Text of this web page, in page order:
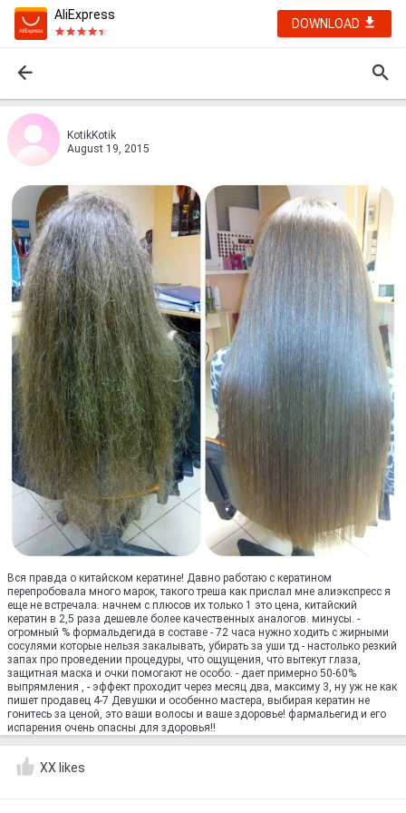
AliExpress
DOWNLOAD
KotikKotik
August 19, 2015
Вся правда о китайском кератине! Давно работаю с кератином
перепробовала много марок, такого треша как прислал мне алиэкспресс я
еще не встречала. начнем с плюсов их только 1 это цена, китайский
кератин в 2,5 раза дешевле более качественных аналогов. минусы. -
огромный % формальдегида в составе - 72 часа нужно ходить с жирными
сосулями которые нельзя закалывать, убирать за уши тд - настолько резкий
запах про проведении процедуры, что ощущения, что вытекут глаза,
защитная маска и очки помогают не особо. - дает примерно 50-60%
выпрямления , - эффект проходит через месяц два, максиму 3, ну уж не как
пишет продавец 4-7 Девушки и особенно мастера, выбирая кератин не
гонитесь за ценой, это ваши волосы и ваше здоровье! фармальегид и его
испарения очень опасны для здоровья!!
XX likes